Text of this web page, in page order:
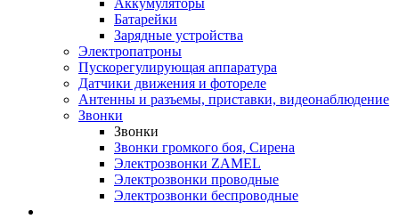
Аккумуляторы
Батарейки
Зарядные устройства
Электропатроны
Пускорегулирующая аппаратура
Датчики движения и фотореле
Антенны и разъемы, приставки, видеонаблюдение
Звонки
Звонки
Звонки громкого боя, Сирена
Электрозвонки ZAMEL
Электрозвонки проводные
Электрозвонки беспроводные